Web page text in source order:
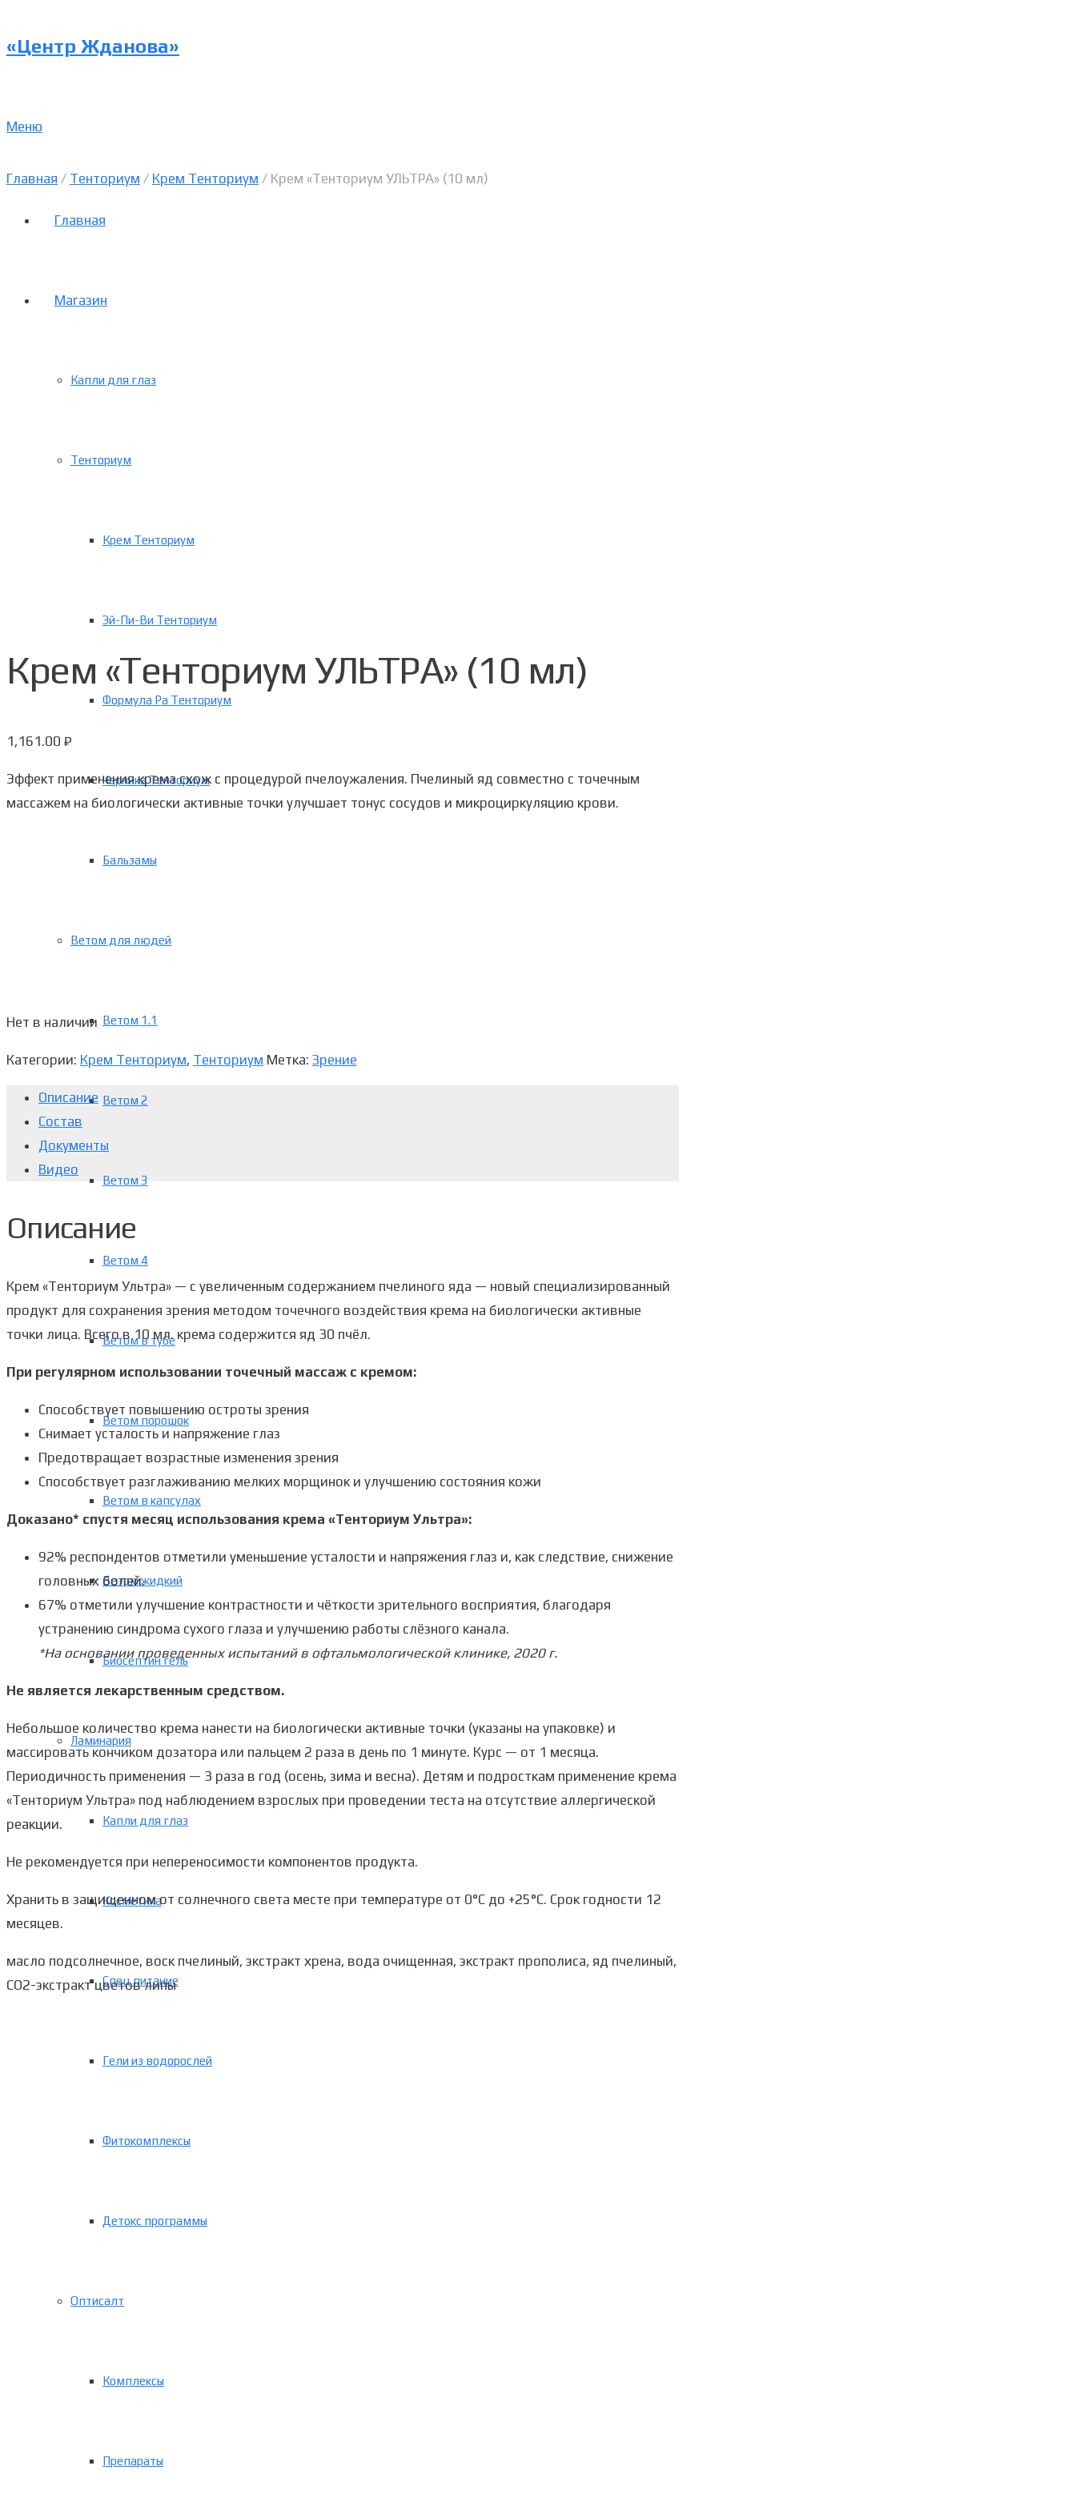
«Центр Жданова»
Меню
Главная
Магазин
Капли для глаз
Тенториум
Крем Тенториум
Эй-Пи-Ви Тенториум
Формула Ра Тенториум
Черника Тенториум
Бальзамы
Ветом для людей
Ветом 1.1
Ветом 2
Ветом 3
Ветом 4
Ветом в тубе
Ветом порошок
Ветом в капсулах
Ветом жидкий
Биосептин гель
Ламинария
Капли для глаз
Косметика
Спец питание
Гели из водорослей
Фитокомплексы
Детокс программы
Оптисалт
Комплексы
Препараты
Главная / Тенториум / Крем Тенториум / Крем «Тенториум УЛЬТРА» (10 мл)
Крем «Тенториум УЛЬТРА» (10 мл)
1,161.00 ₽
Эффект применения крема схож с процедурой пчелоужаления. Пчелиный яд совместно с точечным
массажем на биологически активные точки улучшает тонус сосудов и микроциркуляцию крови.
Нет в наличии
Категории: Крем Тенториум, Тенториум Метка: Зрение
Описание
Состав
Документы
Видео
Описание
Крем «Тенториум Ультра» — с увеличенным содержанием пчелиного яда — новый специализированный
продукт для сохранения зрения методом точечного воздействия крема на биологически активные
точки лица. Всего в 10 мл. крема содержится яд 30 пчёл.
При регулярном использовании точечный массаж с кремом:
Способствует повышению остроты зрения
Снимает усталость и напряжение глаз
Предотвращает возрастные изменения зрения
Способствует разглаживанию мелких морщинок и улучшению состояния кожи
Доказано* спустя месяц использования крема «Тенториум Ультра»:
92% респондентов отметили уменьшение усталости и напряжения глаз и, как следствие, снижение
головных болей.
67% отметили улучшение контрастности и чёткости зрительного восприятия, благодаря
устранению синдрома сухого глаза и улучшению работы слёзного канала.
*На основании проведенных испытаний в офтальмологической клинике, 2020 г.
Не является лекарственным средством.
Небольшое количество крема нанести на биологически активные точки (указаны на упаковке) и
массировать кончиком дозатора или пальцем 2 раза в день по 1 минуте. Курс — от 1 месяца.
Периодичность применения — 3 раза в год (осень, зима и весна). Детям и подросткам применение крема
«Тенториум Ультра» под наблюдением взрослых при проведении теста на отсутствие аллергической
реакции.
Не рекомендуется при непереносимости компонентов продукта.
Хранить в защищенном от солнечного света месте при температуре от 0°С до +25°С. Срок годности 12
месяцев.
масло подсолнечное, воск пчелиный, экстракт хрена, вода очищенная, экстракт прополиса, яд пчелиный,
СО2-экстракт цветов липы